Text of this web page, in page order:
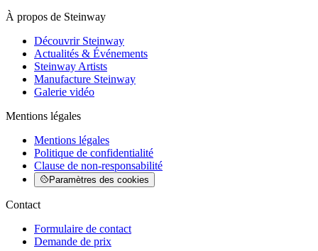
À propos de Steinway
Découvrir Steinway
Actualités & Événements
Steinway Artists
Manufacture Steinway
Galerie vidéo
Mentions légales
Mentions légales
Politique de confidentialité
Clause de non-responsabilité
Paramètres des cookies
Contact
Formulaire de contact
Demande de prix